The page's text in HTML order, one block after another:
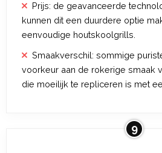
Prijs: de geavanceerde
kunnen dit een duurdere optie
eenvoudige houtskoolgrills.
Smaakverschil: sommige
voorkeur aan de rokerige smaak
die moeilijk te repliceren is met
9